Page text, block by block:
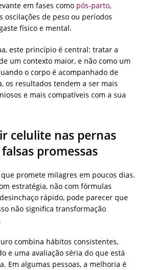
em fases como pós-parto,
oscilações de peso ou períodos
físico e mental.
este princípio é central: tratar a
um contexto maior, e não como um
o corpo é acompanhado de
os resultados tendem a ser mais
e mais compatíveis com a sua
celulite nas pernas
promessas
promete milagres em poucos dias.
estratégia, não com fórmulas
rápido, pode parecer que
não significa transformação
combina hábitos consistentes,
e uma avaliação séria do que está
Em algumas pessoas, a melhoria é